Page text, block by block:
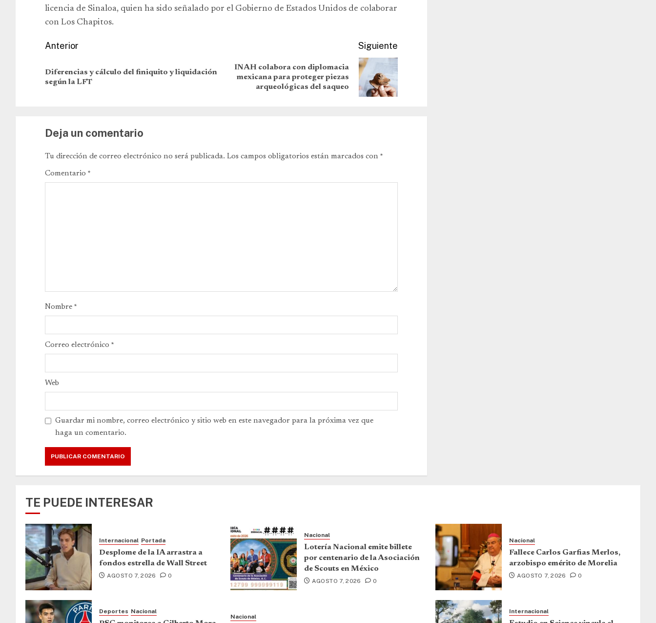
licencia de Sinaloa, quien ha sido señalado por el Gobierno de Estados Unidos de colaborar
con Los Chapitos.
Anterior
Diferencias y cálculo del finiquito y liquidación
según la LFT
Siguiente
INAH colabora con diplomacia
mexicana para proteger piezas
arqueológicas del saqueo
Deja un comentario
Tu dirección de correo electrónico no será publicada. Los campos obligatorios están marcados con *
Comentario *
Nombre *
Correo electrónico *
Web
Guardar mi nombre, correo electrónico y sitio web en este navegador para la próxima vez que
haga un comentario.
TE PUEDE INTERESAR
Internacional Portada
Desplome de la IA arrastra a
fondos estrella de Wall Street
AGOSTO 7, 2026 0
Nacional
Lotería Nacional emite billete
por centenario de la Asociación
de Scouts en México
AGOSTO 7, 2026 0
Nacional
Fallece Carlos Garfias Merlos,
arzobispo emérito de Morelia
AGOSTO 7, 2026 0
Deportes Nacional
Nacional
Internacional